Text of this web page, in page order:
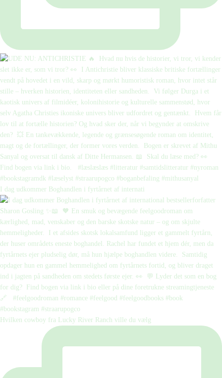
I dag udkommer Boghandlen i fyrtårnet af internati
Hvilken cowboy fra Lucky River Ranch ville du vælg